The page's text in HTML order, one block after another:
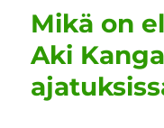
Mikä on
Aki